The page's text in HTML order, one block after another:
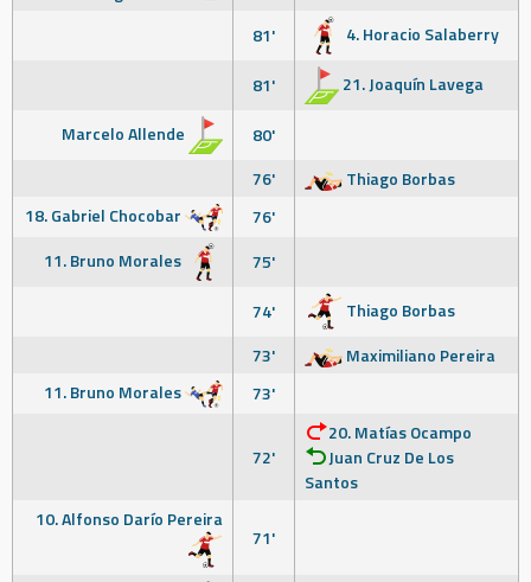
81' 4. Horacio Salaberry
81'
21. Joaquín Lavega
Marcelo Allende
80'
76'
Thiago Borbas
18. Gabriel Chocobar
76'
11. Bruno Morales
75'
74'
Thiago Borbas
73'
Maximiliano Pereira
11. Bruno Morales
73'
72'
20. Matías Ocampo
Juan Cruz De Los
Santos
10. Alfonso Darío Pereira
71'